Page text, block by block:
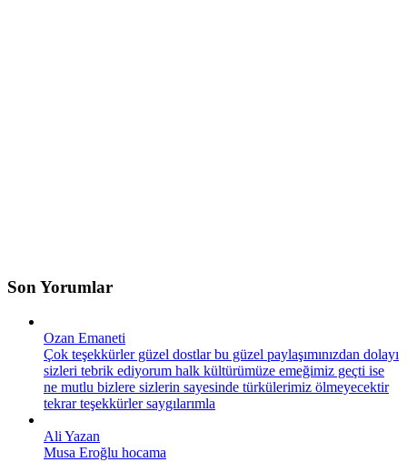
Son Yorumlar
Ozan Emaneti
Çok teşekkürler güzel dostlar bu güzel paylaşımınızdan dolayı
sizleri tebrik ediyorum halk kültürümüze emeğimiz geçti ise
ne mutlu bizlere sizlerin sayesinde türkülerimiz ölmeyecektir
tekrar teşekkürler saygılarımla
Ali Yazan
Musa Eroğlu hocama